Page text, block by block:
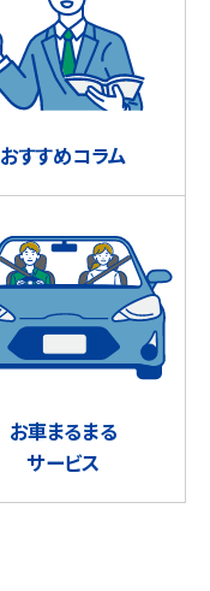
おすすめコラム
お車まるまる
サービス